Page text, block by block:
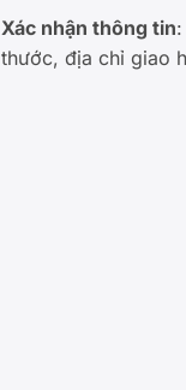
Xác nhận thông tin
thước, địa chỉ giao